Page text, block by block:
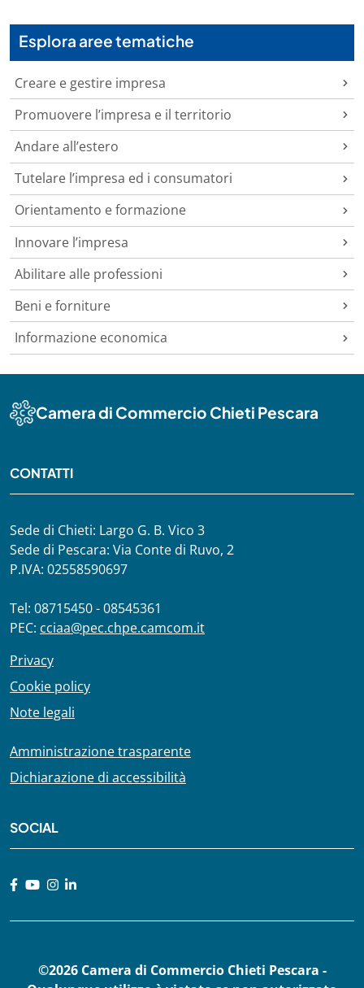
Esplora aree tematiche
Creare e gestire impresa
Promuovere l’impresa e il territorio
Andare all’estero
Tutelare l’impresa ed i consumatori
Orientamento e formazione
Innovare l’impresa
Abilitare alle professioni
Beni e forniture
Informazione economica
Camera di Commercio Chieti Pescara
CONTATTI
Sede di Chieti: Largo G. B. Vico 3
Sede di Pescara: Via Conte di Ruvo, 2
P.IVA: 02558590697
Tel: 08715450 - 08545361
PEC: cciaa@pec.chpe.camcom.it
Privacy
Cookie policy
Note legali
Amministrazione trasparente
Dichiarazione di accessibilità
SOCIAL
©2026 Camera di Commercio Chieti Pescara -